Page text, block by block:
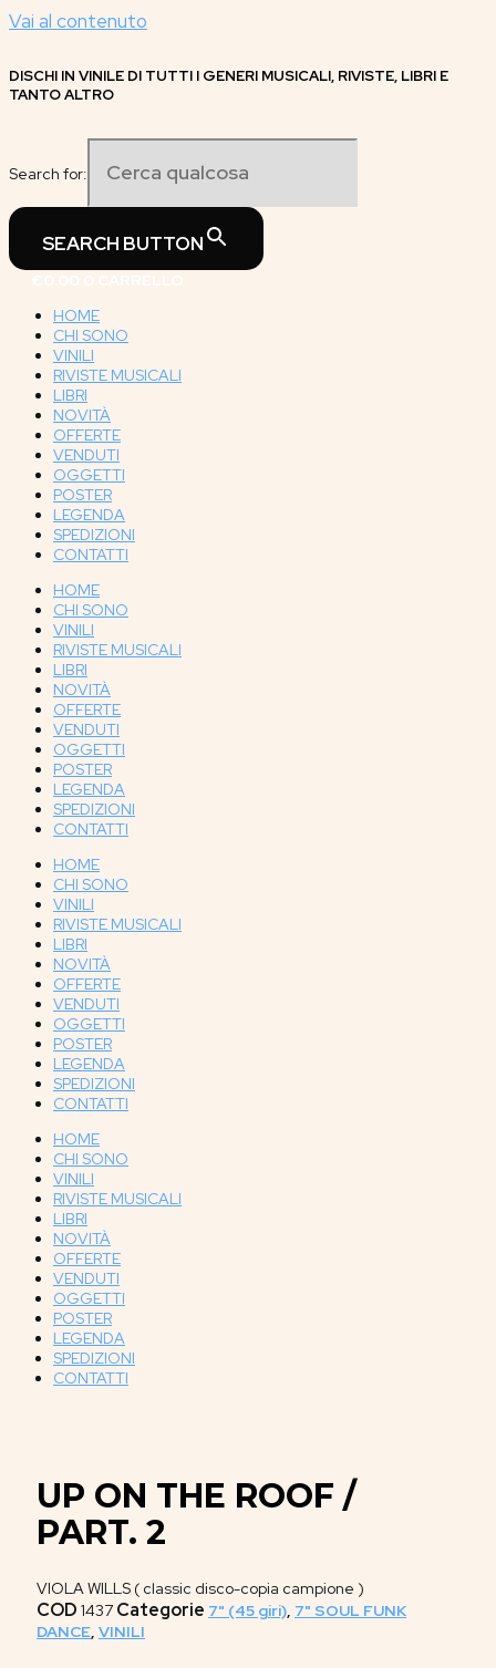
Vai al contenuto
DISCHI IN VINILE DI TUTTI I GENERI MUSICALI, RIVISTE, LIBRI E
TANTO ALTRO
Search for:
SEARCH BUTTON
HOME
CHI SONO
VINILI
RIVISTE MUSICALI
LIBRI
NOVITÀ
OFFERTE
VENDUTI
OGGETTI
POSTER
LEGENDA
SPEDIZIONI
CONTATTI
HOME
CHI SONO
VINILI
RIVISTE MUSICALI
LIBRI
NOVITÀ
OFFERTE
VENDUTI
OGGETTI
POSTER
LEGENDA
SPEDIZIONI
CONTATTI
HOME
CHI SONO
VINILI
RIVISTE MUSICALI
LIBRI
NOVITÀ
OFFERTE
VENDUTI
OGGETTI
POSTER
LEGENDA
SPEDIZIONI
CONTATTI
HOME
CHI SONO
VINILI
RIVISTE MUSICALI
LIBRI
NOVITÀ
OFFERTE
VENDUTI
OGGETTI
POSTER
LEGENDA
SPEDIZIONI
CONTATTI
UP ON THE ROOF /
PART. 2
VIOLA WILLS ( classic disco-copia campione )
COD 1437 Categorie 7" (45 giri), 7" SOUL FUNK
DANCE, VINILI